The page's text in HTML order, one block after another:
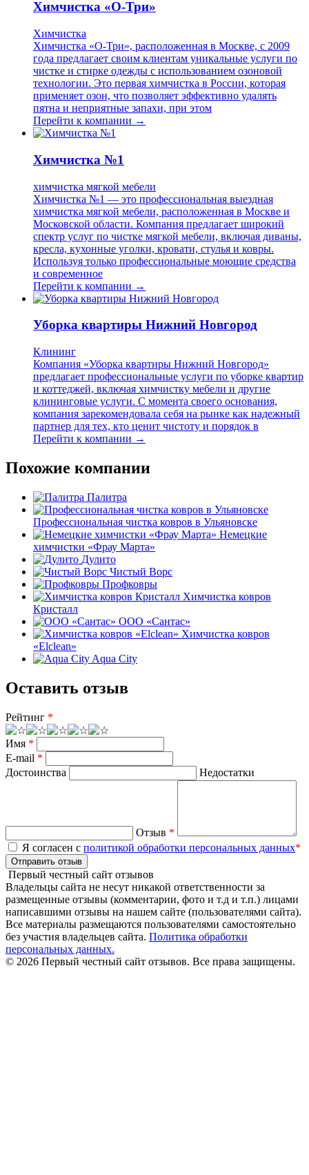
Химчистка «О-Три»
Химчистка
Химчистка «О-Три», расположенная в Москве, с 2009
года предлагает своим клиентам уникальные услуги по
чистке и стирке одежды с использованием озоновой
технологии. Это первая химчистка в России, которая
применяет озон, что позволяет эффективно удалять
пятна и неприятные запахи, при этом
Перейти к компании →
Химчистка №1
химчистка мягкой мебели
Химчистка №1 — это профессиональная выездная
химчистка мягкой мебели, расположенная в Москве и
Московской области. Компания предлагает широкий
спектр услуг по чистке мягкой мебели, включая диваны,
кресла, кухонные уголки, кровати, стулья и ковры.
Используя только профессиональные моющие средства
и современное
Перейти к компании →
Уборка квартиры Нижний Новгород
Клининг
Компания «Уборка квартиры Нижний Новгород»
предлагает профессиональные услуги по уборке квартир
и коттеджей, включая химчистку мебели и другие
клининговые услуги. С момента своего основания,
компания зарекомендовала себя на рынке как надежный
партнер для тех, кто ценит чистоту и порядок в
Перейти к компании →
Похожие компании
Палитра
Профессиональная чистка ковров в Ульяновске
Немецкие
химчистки «Фрау Марта»
Дулито
Чистый Ворс
Профковры
Химчистка ковров
Кристалл
ООО «Сантас»
Химчистка ковров
«Elclean»
Aqua City
Оставить отзыв
Рейтинг *
Имя *
E-mail *
Достоинства
Недостатки
Отзыв *
Я согласен с политикой обработки персональных данных*
Отправить отзыв
Первый честный сайт отзывов
Владельцы сайта не несут никакой ответственности за
размещенные отзывы (комментарии, фото и т.д и т.п.) лицами
написавшими отзывы на нашем сайте (пользователями сайта).
Все материалы размещаются пользователями самостоятельно
без участия владельцев сайта. Политика обработки
персональных данных.
© 2026 Первый честный сайт отзывов. Все права защищены.